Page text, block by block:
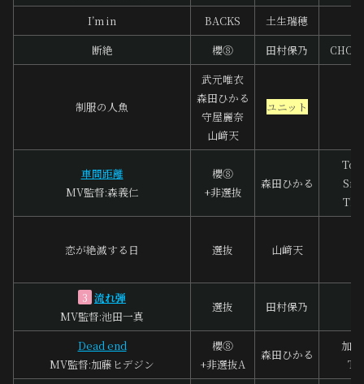
I’m in
BACKS 土生瑞穂
断絶
櫻⑧ 田村保乃
制服の人魚
武元唯衣
森田ひかる
守屋麗奈
山﨑天
ユニット
車間距離
MV監督:森義仁
櫻⑧
+非選抜
森田ひかる
恋が絶滅する日 選抜 山﨑天
3 流れ弾
MV監督:池田一真
選抜 田村保乃
Dead end
MV監督:加藤ヒデジン
櫻⑧
+非選抜A
森田ひかる
加